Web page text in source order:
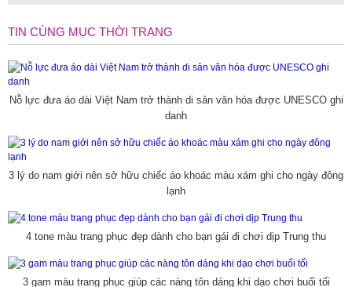
TIN CÙNG MỤC THỜI TRANG
Nỗ lực đưa áo dài Việt Nam trở thành di sản văn hóa được UNESCO ghi
danh
3 lý do nam giới nên sở hữu chiếc áo khoác màu xám ghi cho ngày đông
lạnh
4 tone màu trang phục đẹp dành cho bạn gái đi chơi dịp Trung thu
3 gam màu trang phục giúp các nàng tôn dáng khi dạo chơi buổi tối